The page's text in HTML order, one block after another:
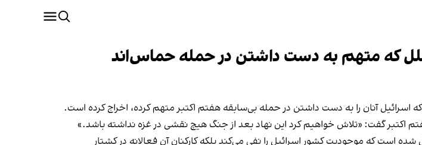
ملل که متهم به دست داشتن در حمله حماس‌اند
اسرائیل آنان را به دست داشتن در حمله بی‌سابقه هفتم اکتبر متهم کرده، اخراج کرده است.
اکتبر گفت: «تلاش خواهیم کرد این نهاد بعد از جنگ هیچ نقشی در غزه نداشته باشد.»
است که موجودیت کشور اسرائیل را نفی می‌کند بلکه کارکنان آن فعالانه در کشتار